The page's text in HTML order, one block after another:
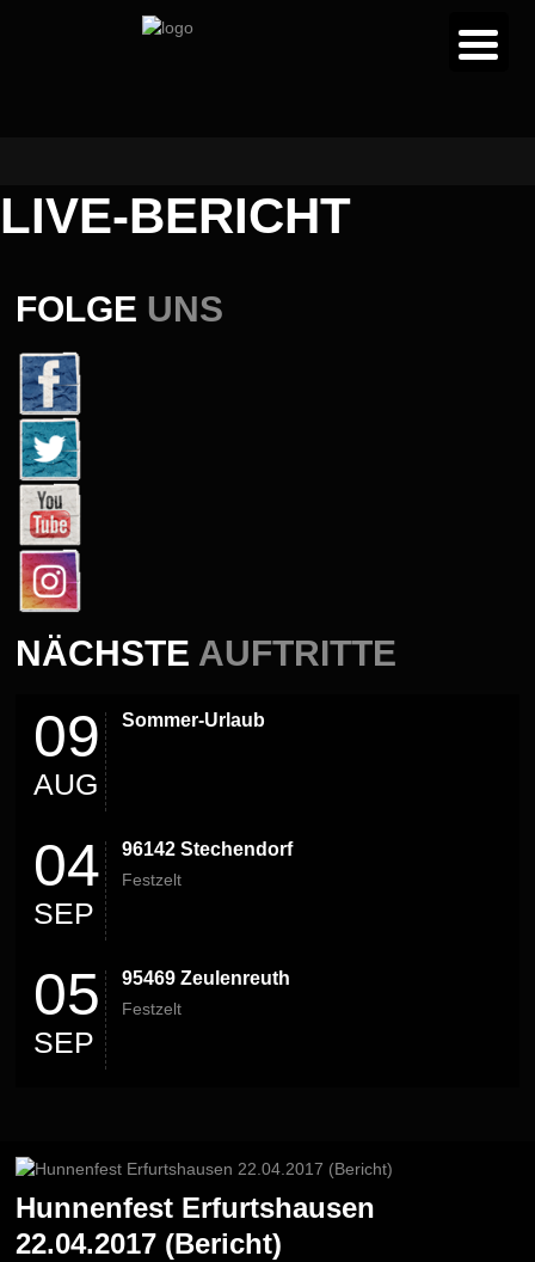
LIVE-BERICHT
FOLGE UNS
NÄCHSTE AUFTRITTE
09
AUG
Sommer-Urlaub
04
SEP
96142 Stechendorf
Festzelt
05
SEP
95469 Zeulenreuth
Festzelt
Hunnenfest Erfurtshausen
22.04.2017 (Bericht)